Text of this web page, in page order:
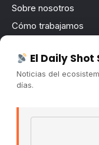
Sobre nosotros
Cómo trabajamos
Contacto
Publicidad
El Daily
Noticias del
días.